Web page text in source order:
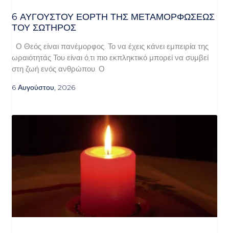
6 ΑΥΓΟΥΣΤΟΥ ΕΟΡΤΗ ΤΗΣ ΜΕΤΑΜΟΡΦΩΣΕΩΣ
ΤΟΥ ΣΩΤΗΡΟΣ
Ο Θεός είναι πανέμορφος. Το να έχεις κάνει εμπειρία της
ωραιότητάς Του είναι ό,τι πιο εκπληκτικό μπορεί να συμβεί
στη ζωή ενός ανθρώπου. Ο
6 Αυγούστου, 2026